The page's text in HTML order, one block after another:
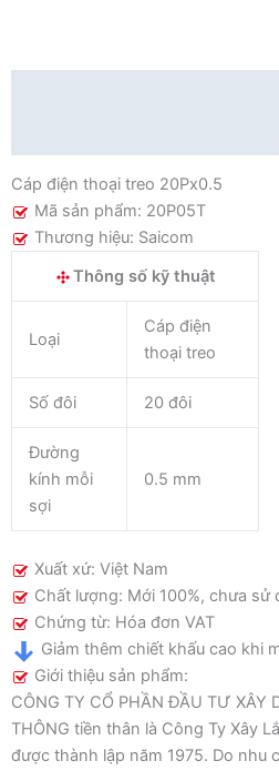
Cáp điện thoại treo 20Px0.5
Mã sản phẩm: 20P05T
Thương hiệu: Saicom
Thông số kỹ thuật
Loại
Cáp điện
thoại treo
Số đôi 20 đôi
Đường
kính mỗi
sợi
0.5 mm
Xuất xứ: Việt Nam
Chất lượng: Mới 100%, chưa sử
Chứng từ: Hóa đơn VAT
Giảm thêm chiết khấu cao khi
Giới thiệu sản phẩm:
CÔNG TY CỔ PHẦN ĐẦU TƯ XÂY
THÔNG tiền thân là Công Ty Xây
được thành lập năm 1975. Do nhu